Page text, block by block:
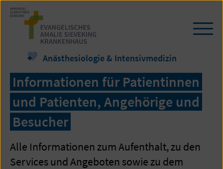
Zum
Seiteninhalt
springen
Anästhesiologie & Intensivmedizin
Informationen für Patientinnen
und Patienten, Angehörige und
Besucher
Alle Informationen zum Aufenthalt, zu den
Services und Angeboten sowie zu dem